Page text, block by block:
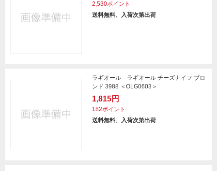
2,530ポイント
送料無料、入荷次第出荷
ラギオール ラギオール チーズナイフ ブロ
ンド 3988 ＜OLG0603＞
1,815円
182ポイント
送料無料、入荷次第出荷